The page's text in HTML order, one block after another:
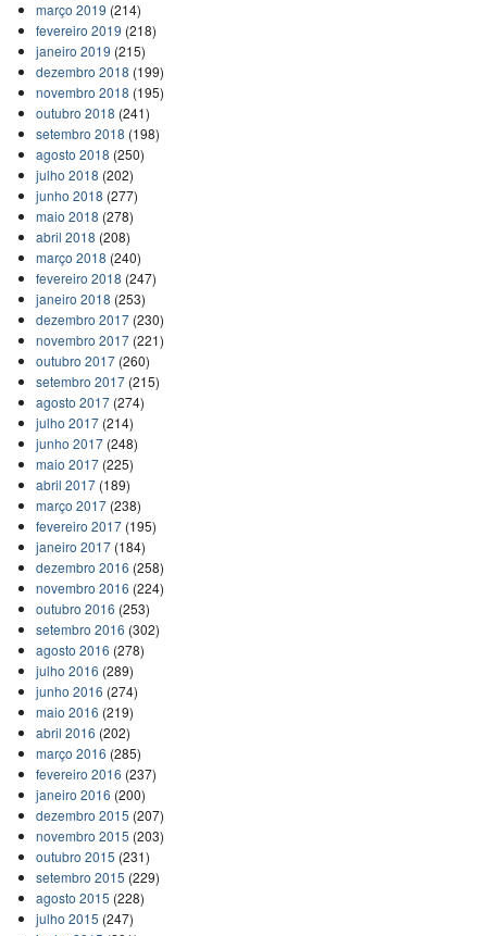
março 2019 (214)
fevereiro 2019 (218)
janeiro 2019 (215)
dezembro 2018 (199)
novembro 2018 (195)
outubro 2018 (241)
setembro 2018 (198)
agosto 2018 (250)
julho 2018 (202)
junho 2018 (277)
maio 2018 (278)
abril 2018 (208)
março 2018 (240)
fevereiro 2018 (247)
janeiro 2018 (253)
dezembro 2017(230)
novembro 2017(221)
outubro 2017(260)
setembro 2017(215)
agosto 2017(274)
julho 2017(214)
junho 2017(248)
maio 2017(225)
abril 2017(189)
março 2017(238)
fevereiro 2017(195)
janeiro 2017(184)
dezembro 2016 (258)
novembro 2016 (224)
outubro 2016 (253)
setembro 2016 (302)
agosto 2016 (278)
julho 2016 (289)
junho 2016 (274)
maio 2016 (219)
abril 2016 (202)
março 2016 (285)
fevereiro 2016 (237)
janeiro 2016 (200)
dezembro 2015 (207)
novembro 2015 (203)
outubro 2015 (231)
setembro 2015 (229)
agosto 2015 (228)
julho 2015 (247)